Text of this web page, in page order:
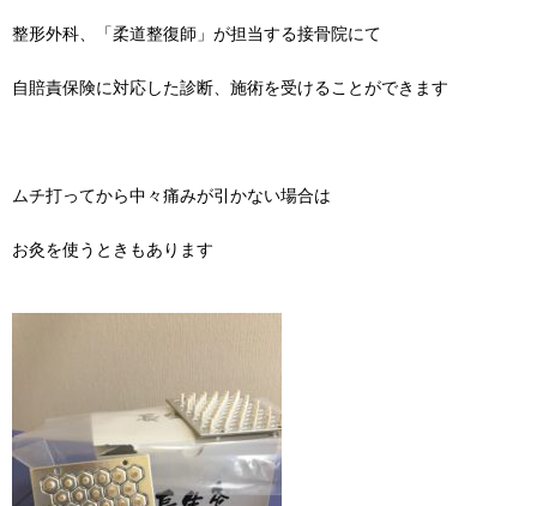
整形外科、「柔道整復師」が担当する接骨院にて
自賠責保険に対応した診断、施術を受けることができます
ムチ打ってから中々痛みが引かない場合は
お灸を使うときもあります